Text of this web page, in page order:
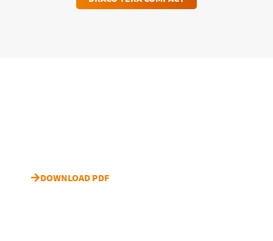
DOWNLOAD PDF